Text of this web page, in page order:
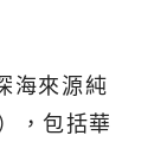
海來源純
，包括華